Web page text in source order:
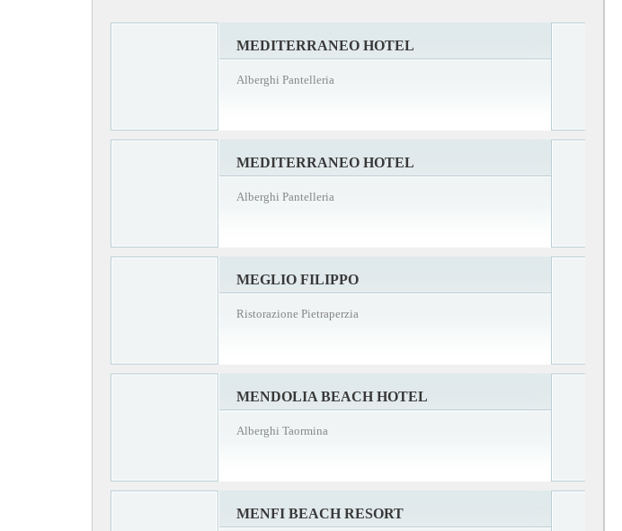
MEDITERRANEO HOTEL
Alberghi Pantelleria
MEDITERRANEO HOTEL
Alberghi Pantelleria
MEGLIO FILIPPO
Ristorazione Pietraperzia
MENDOLIA BEACH HOTEL
Alberghi Taormina
MENFI BEACH RESORT